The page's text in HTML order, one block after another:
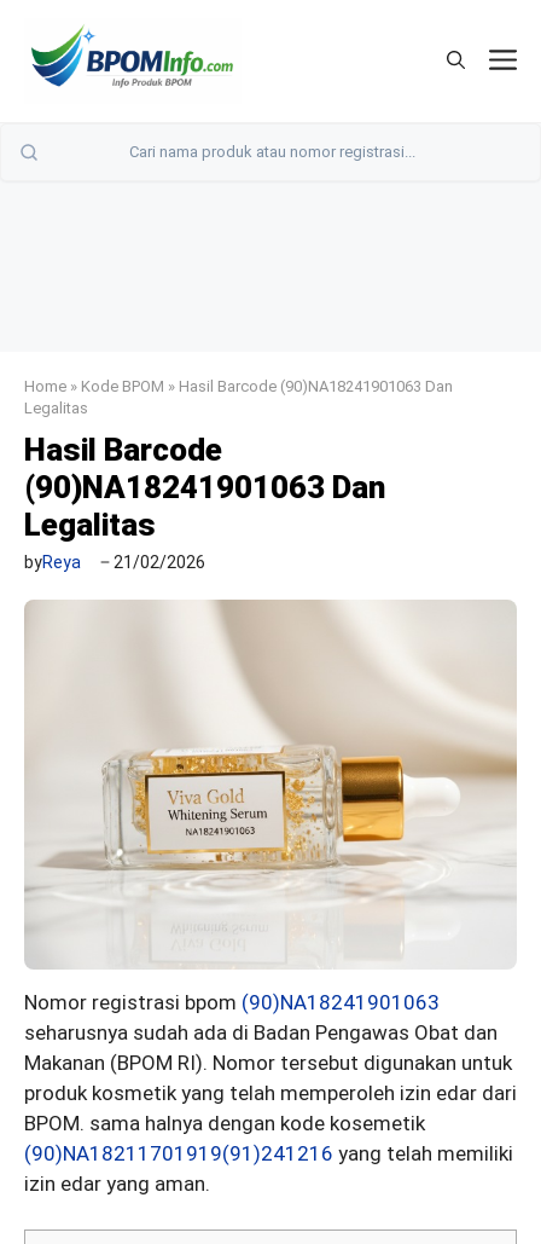
Home » Kode BPOM » Hasil Barcode (90)NA18241901063 Dan
Legalitas
Hasil Barcode
(90)NA18241901063 Dan
Legalitas
byReya 21/02/2026
Nomor registrasi bpom (90)NA18241901063
seharusnya sudah ada di Badan Pengawas Obat dan
Makanan (BPOM RI). Nomor tersebut digunakan untuk
produk kosmetik yang telah memperoleh izin edar dari
BPOM. sama halnya dengan kode kosemetik
(90)NA18211701919(91)241216 yang telah memiliki
izin edar yang aman.